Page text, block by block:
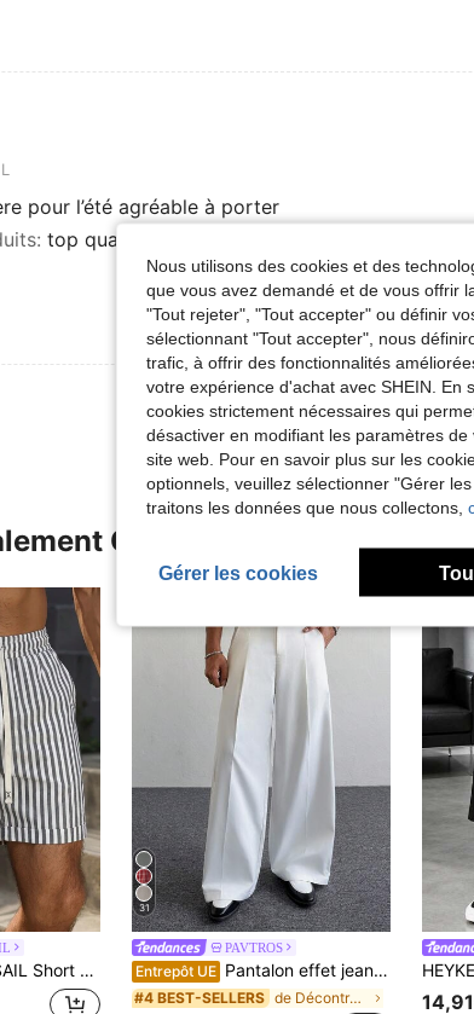
L
pour l’été agréable à porter
: top qualité
Voir Plus D'avis
Consultés
verticales avec cordon de serrage à la taille et poches
31
PAVTROS
Entrepôt UE Pantalon effet jean pour hommes, pantalon décontracté à imprimé fleurs de pêcher, pantalon polyvalent de mode américaine rétro. Pantalon droit décontracté brodé pour hommes PAVTROS, noir, détail de broderie graphique, taille élastique, streetwear hip hop, coupe ample, style de rue Y2K, tenue d'été, design large de niche
#4 BEST-SELLERS de Décontracté - Style minimaliste Pantalons pour
Nous utilisons des cookies et des
que vous avez demandé et de vous offrir
"Tout rejeter", "Tout accepter" ou définir
sélectionnant "Tout accepter", nous
trafic, à offrir des fonctionnalités
votre expérience d'achat avec SHEIN. En
cookies strictement nécessaires qui
désactiver en modifiant les paramètres
site web. Pour en savoir plus sur les
optionnels, veuillez sélectionner "Gérer
traitons les données que nous collectons,
Gérer les cookies